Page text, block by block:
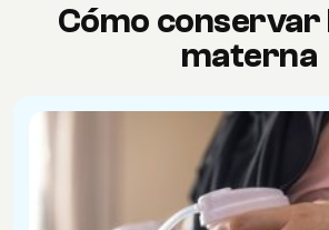
Cómo conservar
materna